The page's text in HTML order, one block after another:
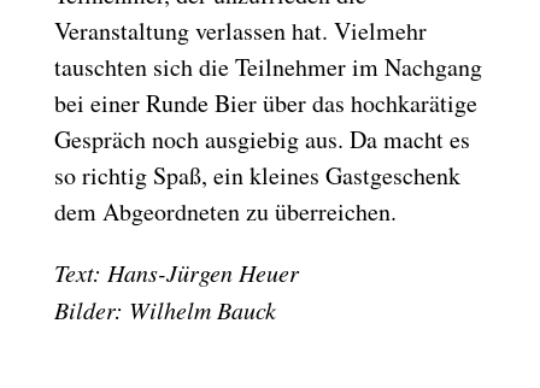
Veranstaltung verlassen hat. Vielmehr
tauschten sich die Teilnehmer im Nachgang
bei einer Runde Bier über das hochkarätige
Gespräch noch ausgiebig aus. Da macht es
so richtig Spaß, ein kleines Gastgeschenk
dem Abgeordneten zu überreichen.
Text: Hans-Jürgen Heuer
Bilder: Wilhelm Bauck